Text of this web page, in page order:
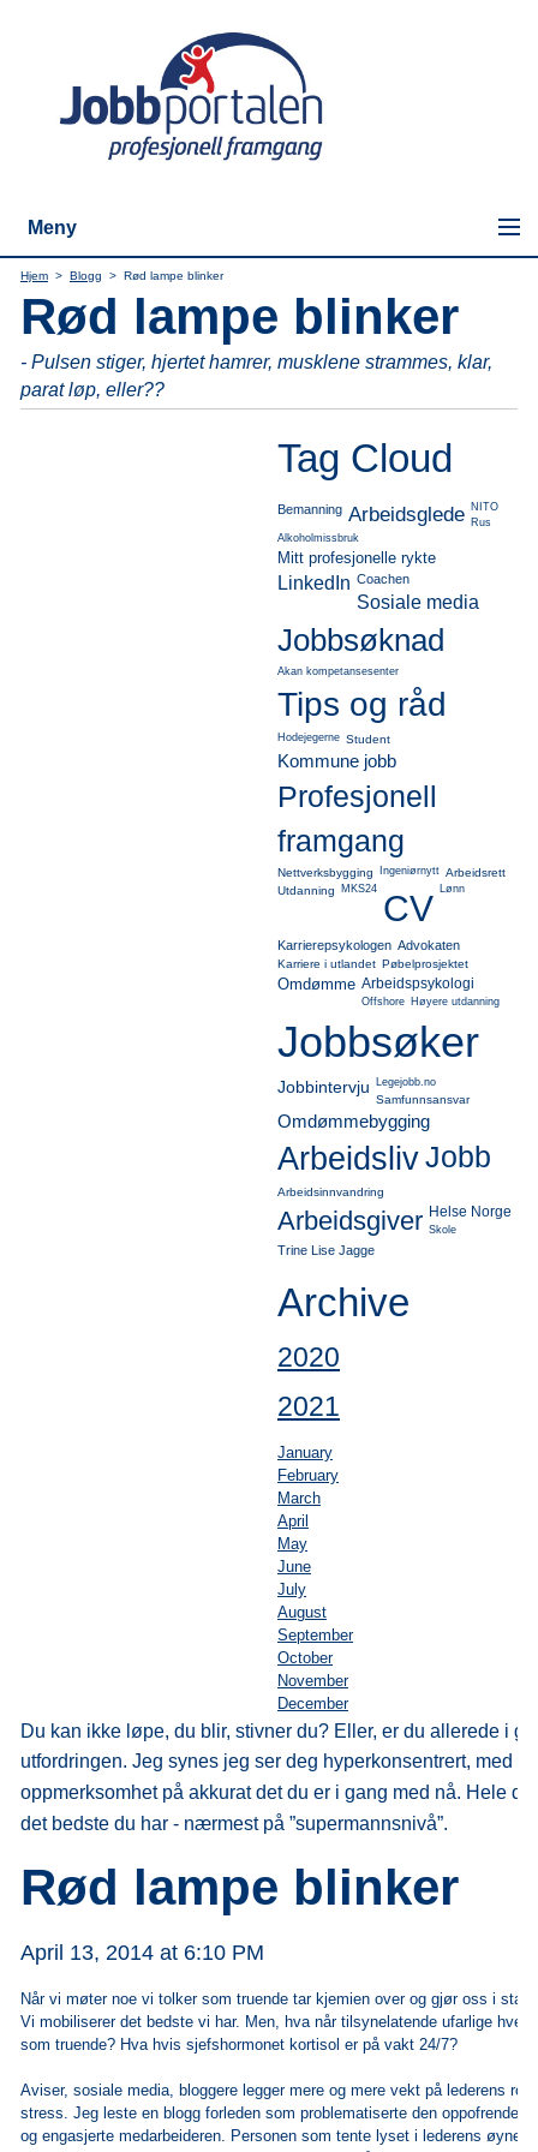
Meny
Hjem > Blogg > Rød lampe blinker
Rød lampe blinker
- Pulsen stiger, hjertet hamrer, musklene strammes, klar,
parat løp, eller??
Tag Cloud
Bemanning Arbeidsglede
NITO
Rus
Alkoholmissbruk
Mitt profesjonelle rykte
LinkedIn Coachen
Sosiale media
Jobbsøknad
Akan kompetansesenter
Tips og råd
Hodejegerne Student
Kommune jobb
Profesjonell
framgang
Nettverksbygging Ingeniørnytt Arbeidsrett
Utdanning
MKS24 CV Lønn
Karrierepsykologen Advokaten
Karriere i utlandet Pøbelprosjektet
Omdømme Arbeidspsykologi
Offshore Høyere utdanning
Jobbsøker
Jobbintervju Legejobb.no
Samfunnsansvar
Omdømmebygging
ArbeidslivJobb
Arbeidsinnvandring
Arbeidsgiver Helse Norge
Skole
Trine Lise Jagge
Archive
2020
2021
January
February
March
April
May
June
July
August
September
October
November
December
Du kan ikke løpe, du blir, stivner du? Eller, er du allerede i
utfordringen. Jegsynes jeg ser deg hyperkonsentrert, med
oppmerksomhet på akkurat det du er i gang med nå. Hele
det bedste du har - nærmest på ”supermannsnivå”.
Rød lampe blinker
April 13, 2014 at 6:10 PM
Når vi møter noe vi tolker som truende tar kjemien over og gjør oss i
Vimobiliserer det bedste vi har. Men, hva når tilsynelatende ufarlige
somtruende? Hva hvis sjefshormonet kortisol er på vakt 24/7?
Aviser, sosiale media, bloggere legger mere og mere vekt på lederens
stress. Jeg leste en blogg forleden som problematiserte den oppofrende,
ogengasjerte medarbeideren. Personen som tente lyset i lederens øyne.